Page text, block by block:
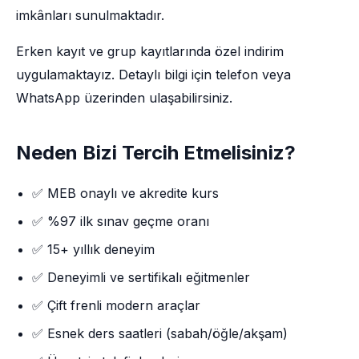
imkânları sunulmaktadır.
Erken kayıt ve grup kayıtlarında özel indirim
uygulamaktayız. Detaylı bilgi için telefon veya
WhatsApp üzerinden ulaşabilirsiniz.
Neden Bizi Tercih Etmelisiniz?
✅ MEB onaylı ve akredite kurs
✅ %97 ilk sınav geçme oranı
✅ 15+ yıllık deneyim
✅ Deneyimli ve sertifikalı eğitmenler
✅ Çift frenli modern araçlar
✅ Esnek ders saatleri (sabah/öğle/akşam)